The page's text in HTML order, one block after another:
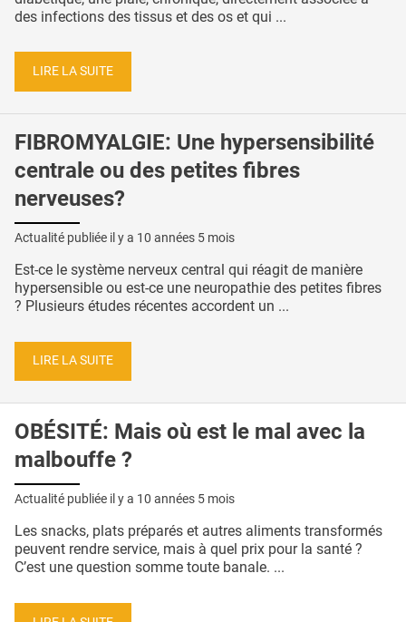
des infections des tissus et des os et qui ...
LIRE LA SUITE
FIBROMYALGIE: Une hypersensibilité
centrale ou des petites fibres
nerveuses?
Actualité publiée il y a 10 années 5 mois
Est-ce le système nerveux central qui réagit de manière
hypersensible ou est-ce une neuropathie des petites fibres
? Plusieurs études récentes accordent un ...
LIRE LA SUITE
OBÉSITÉ: Mais où est le mal avec la
malbouffe ?
Actualité publiée il y a 10 années 5 mois
Les snacks, plats préparés et autres aliments transformés
peuvent rendre service, mais à quel prix pour la santé ?
C’est une question somme toute banale. ...